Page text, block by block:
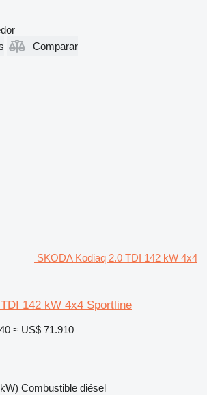
Comparar
SKODA Kodiaq 2.0 TDI 142 kW 4x4
142 kW 4x4 Sportline
≈ US$ 71.910
Combustible diésel